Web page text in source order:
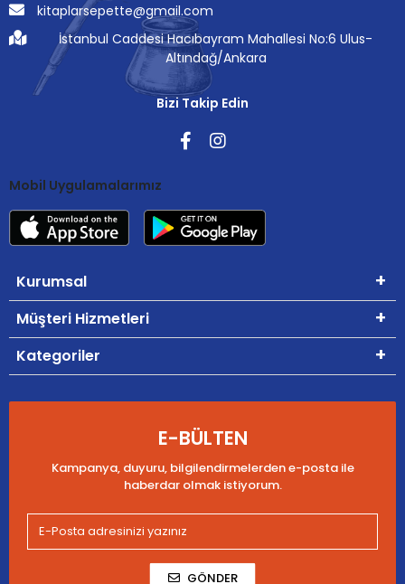
kitaplarsepette@gmail.com
İstanbul Caddesi Hacıbayram Mahallesi No:6 Ulus-
Altındağ/Ankara
Bizi Takip Edin
Mobil Uygulamalarımız
Kurumsal
Müşteri Hizmetleri
Kategoriler
E-BÜLTEN
Kampanya, duyuru, bilgilendirmelerden e-posta ile
haberdar olmak istiyorum.
GÖNDER